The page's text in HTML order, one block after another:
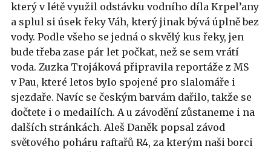
který v létě využil odstávku vodního díla Krpel’any
a splul si úsek řeky Váh, který jinak bývá úplně bez
vody. Podle všeho se jedná o skvělý kus řeky, jen
bude třeba zase pár let počkat, než se sem vrátí
voda. Zuzka Trojáková připravila reportáže z MS
v Pau, které letos bylo spojené pro slalomáře i
sjezdaře. Navíc se českým barvám dařilo, takže se
dočtete i o medailích. A u závodění zůstaneme i na
dalších stránkách. Aleš Daněk popsal závod
světového poháru raftařů R4, za kterým naši borci